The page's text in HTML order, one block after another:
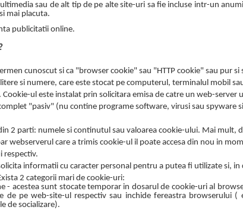
sau de alt tip de pe alte site-uri sa fie incluse intr-un
mai placuta.
publicitatii online.
cunoscut si ca "browser cookie" sau "HTTP cookie" sau pur
si numere, care este stocat pe computerul, terminalul mobil
Cookie-ul este instalat prin solicitara emisa de catre un web-
"pasiv" (nu contine programe software, virusi sau spyware
2 parti: numele si continutul sau valoarea cookie-ului. Mai mult,
webserverul care a trimis cookie-ul il poate accesa din nou in
respectiv.
informatii cu caracter personal pentru a putea fi utilizate si,
2 categorii mari de cookie-uri:
- acestea sunt stocate temporar in dosarul de cookie-uri al
de pe web-site-ul respectiv sau inchide fereastra browserului
de socializare).